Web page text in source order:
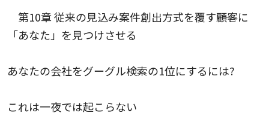
第10章 従来の見込み案件創出方式を覆す――顧客に
「あなた」を見つけさせる
あなたの会社をグーグル検索の1位にするには?
これは一夜では起こらない